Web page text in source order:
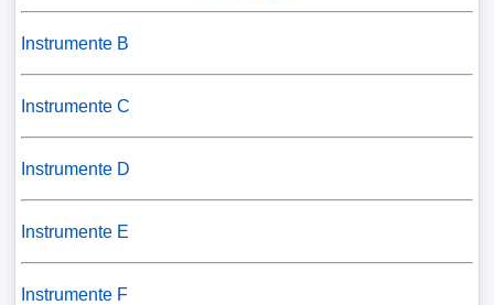
Instrumente B
Instrumente C
Instrumente D
Instrumente E
Instrumente F